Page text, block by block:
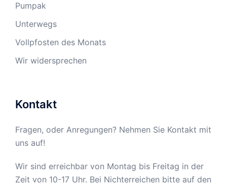
Pumpak
Unterwegs
Vollpfosten des Monats
Wir widersprechen
Kontakt
Fragen, oder Anregungen? Nehmen Sie Kontakt mit
uns auf!
Wir sind erreichbar von Montag bis Freitag in der
Zeit von 10-17 Uhr. Bei Nichterreichen bitte auf den